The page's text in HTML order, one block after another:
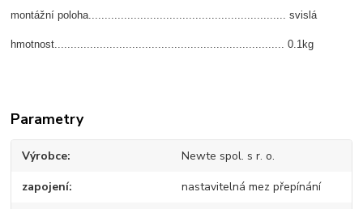
montážní poloha............................................................. svislá
hmotnost....................................................................... 0.1kg
Parametry
Výrobce Newte spol. s r. o.
zapojení nastavitelná mez přepínání